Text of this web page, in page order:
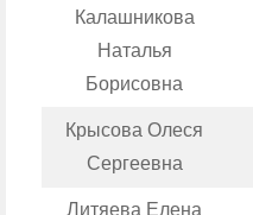
Калашникова
Наталья
Борисовна
Крысова Олеся
Сергеевна
Литяева Елена